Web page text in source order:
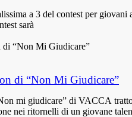
a 3 del contest per
sarà
di “Non Mi Giudicare”
mi giudicare” di VACCA
nei ritornelli di un giovane